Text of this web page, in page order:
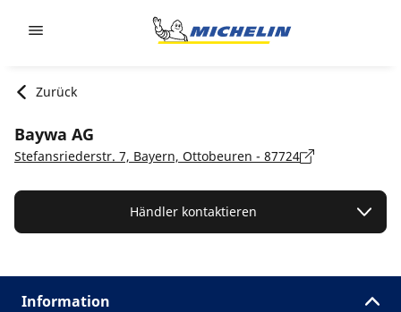
Zurück
Baywa AG
Stefansriederstr. 7, Bayern, Ottobeuren - 87724
Händler kontaktieren
Information